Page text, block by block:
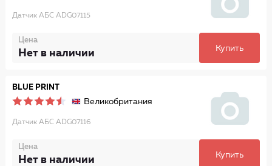
Датчик АБС ADG07115
Цена
Нет в наличии Купить
BLUE PRINT
Великобритания
Датчик АБС ADG07116
Цена
Нет в наличии Купить